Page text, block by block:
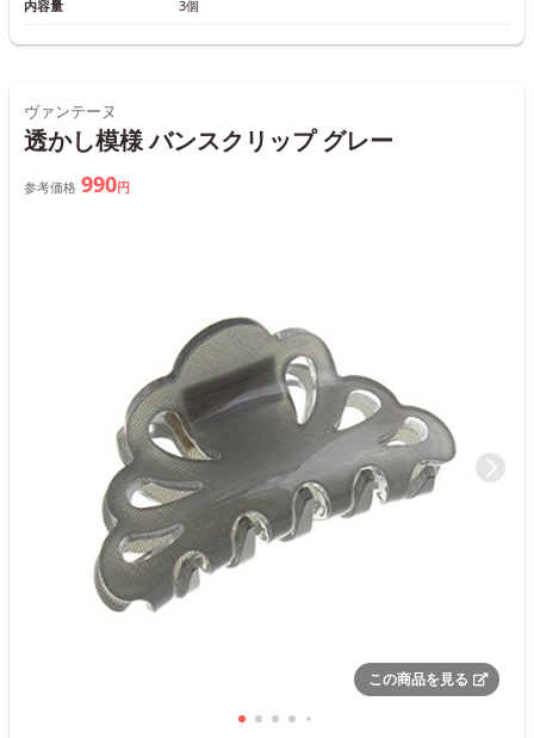
内容量 3個
ヴァンテーヌ
透かし模様 バンスクリップ グレー
参考価格 990円
この商品を見る